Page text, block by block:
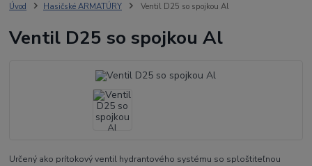
Úvod Hasičské ARMATÚRY Ventil D25 so spojkou Al
Ventil D25 so spojkou Al
Určený ako prítokový ventil hydrantového systému so sploštiteľnou